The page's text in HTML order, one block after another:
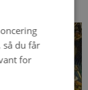
så du får
for